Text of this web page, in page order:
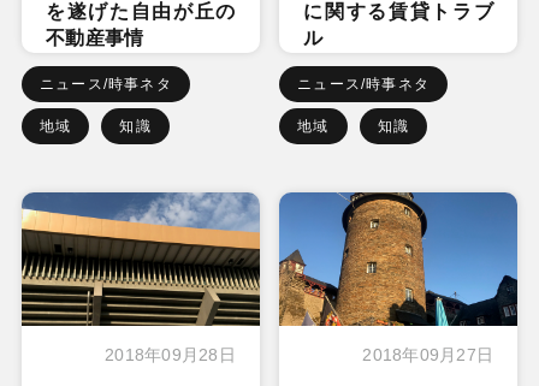
を遂げた自由が丘の
不動産事情
ニュース/時事ネタ
地域 知識
に関する賃貸トラブ
ル
ニュース/時事ネタ
地域 知識
2018年09月28日 2018年09月27日